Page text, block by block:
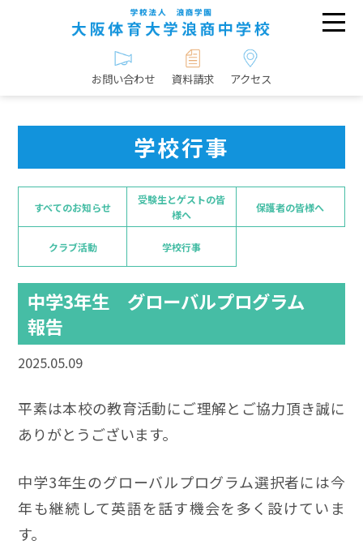
お問い合わせ 資料請求 アクセス
学校行事
すべてのお知らせ
受験生とゲストの皆
様へ
保護者の皆様へ
クラブ活動 学校行事
中学3年生 グローバルプログラム
報告
2025.05.09
平素は本校の教育活動にご理解とご協力頂き誠に
ありがとうございます。
中学3年生のグローバルプログラム選択者には今
年も継続して英語を話す機会を多く設けていま
す。